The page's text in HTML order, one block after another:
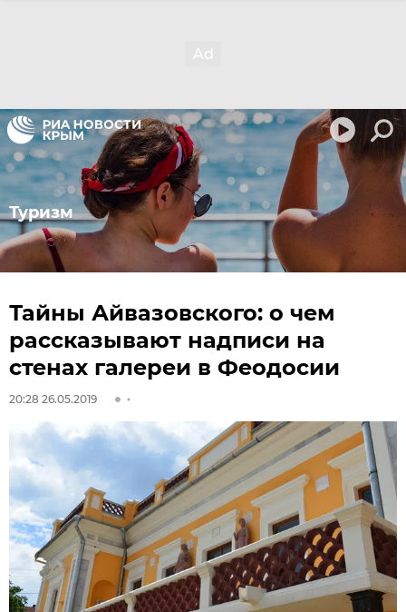
Туризм
Тайны Айвазовского: о чем
рассказывают надписи на
стенах галереи в Феодосии
20:28 26.05.2019